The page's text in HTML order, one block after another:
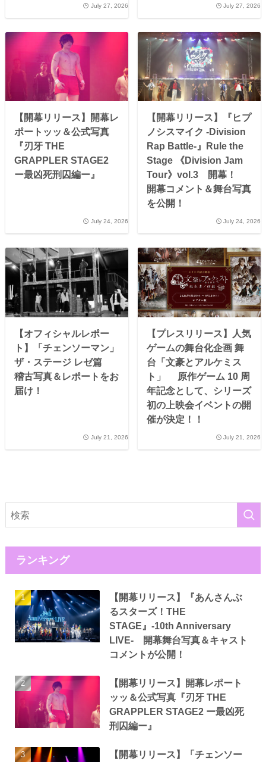
July 27, 2026 July 27, 2026
【開幕リリース】開幕レ
ポートッッ＆公式写真
『刃牙 THE
GRAPPLER STAGE2
ー最凶死刑囚編ー』
July 24, 2026
【開幕リリース】『ヒプ
ノシスマイク -Division
Rap Battle-』Rule the
Stage 《Division Jam
Tour》vol.3 開幕！
開幕コメント＆舞台写真
を公開！
July 24, 2026
【オフィシャルレポー
ト】「チェンソーマン」
ザ・ステージ レゼ篇
稽古写真＆レポートをお
届け！
July 21, 2026
【プレスリリース】人気
ゲームの舞台化企画 舞
台「文豪とアルケミス
ト」 原作ゲーム 10 周
年記念として、シリーズ
初の上映会イベントの開
催が決定！！
July 21, 2026
ランキング
【開幕リリース】『あんさんぶ
るスターズ！THE
STAGE』-10th Anniversary
LIVE- 開幕舞台写真＆キャスト
コメントが公開！
【開幕リリース】開幕レポート
ッッ＆公式写真『刃牙 THE
GRAPPLER STAGE2 ー最凶死
刑囚編ー』
【開幕リリース】「チェンソー